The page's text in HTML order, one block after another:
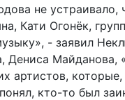
не устраивало,
Кати Огонёк,
- заявил
Дениса
артистов,
кто-то был